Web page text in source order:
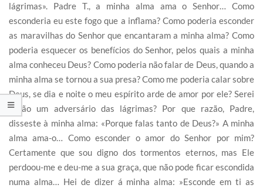
lágrimas». Padre T., a minha alma ama o Senhor… Como
esconderia eu este fogo que a inflama? Como poderia esconder
as maravilhas do Senhor que encantaram a minha alma? Como
poderia esquecer os benefícios do Senhor, pelos quais a minha
alma conheceu Deus? Como poderia não falar de Deus, quando a
minha alma se tornou a sua presa? Como me poderia calar sobre
Deus, se dia e noite o meu espírito arde de amor por ele? Serei
então um adversário das lágrimas? Por que razão, Padre,
disseste à minha alma: «Porque falas tanto de Deus?» A minha
alma ama-o… Como esconder o amor do Senhor por mim?
Certamente que sou digno dos tormentos eternos, mas Ele
perdoou-me e deu-me a sua graça, que não pode ficar escondida
numa alma… Hei de dizer á minha alma: »Esconde em ti as